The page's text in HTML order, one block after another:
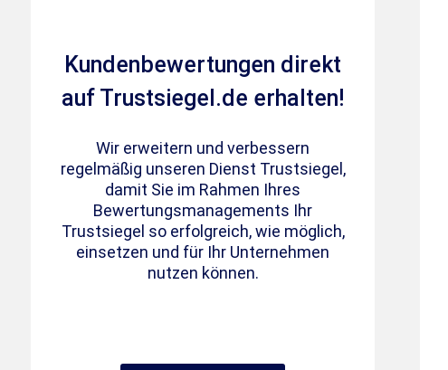
Kundenbewertungen direkt
auf Trustsiegel.de erhalten!
Wir erweitern und verbessern
regelmäßig unseren Dienst Trustsiegel,
damit Sie im Rahmen Ihres
Bewertungsmanagements Ihr
Trustsiegel so erfolgreich, wie möglich,
einsetzen und für Ihr Unternehmen
nutzen können.